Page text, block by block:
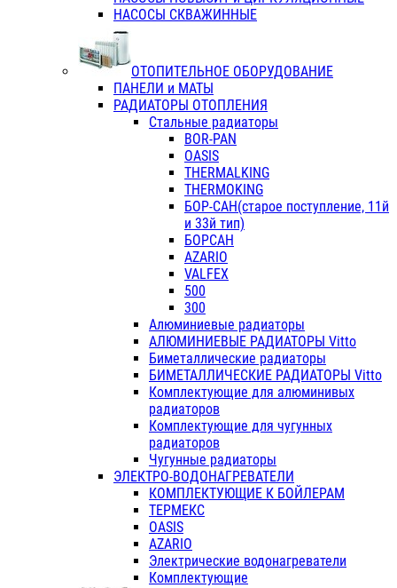
НАСОСЫ СКВАЖИННЫЕ
ОТОПИТЕЛЬНОЕ ОБОРУДОВАНИЕ
ПАНЕЛИ и МАТЫ
РАДИАТОРЫ ОТОПЛЕНИЯ
Стальные радиаторы
BOR-PAN
OASIS
THERMALKING
THERMOKING
БОР-САН(старое поступление, 11й
и 33й тип)
БОРСАН
AZARIO
VALFEX
500
300
Алюминиевые радиаторы
АЛЮМИНИЕВЫЕ РАДИАТОРЫ Vitto
Биметаллические радиаторы
БИМЕТАЛЛИЧЕСКИЕ РАДИАТОРЫ Vitto
Комплектующие для алюминивых
радиаторов
Комплектующие для чугунных
радиаторов
Чугунные радиаторы
ЭЛЕКТРО-ВОДОНАГРЕВАТЕЛИ
КОМПЛЕКТУЮЩИЕ К БОЙЛЕРАМ
ТЕРМЕКС
OASIS
AZARIO
Электрические водонагреватели
Комплектующие